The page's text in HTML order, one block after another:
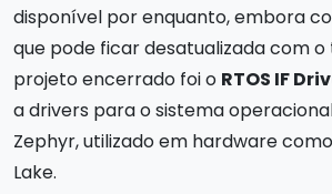
disponível por enquanto, embora
que pode ficar desatualizada com
projeto encerrado foi o RTOS IF
a drivers para o sistema
Zephyr, utilizado em hardware
Lake.